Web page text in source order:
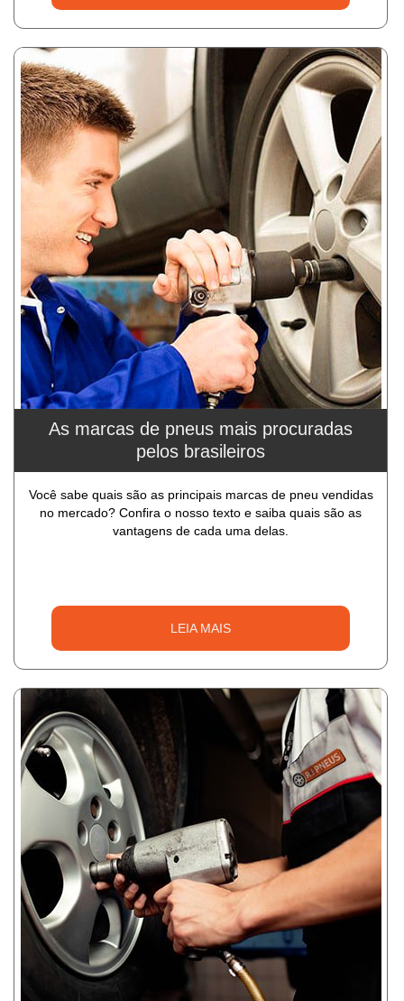
As marcas de pneus mais procuradas
pelos brasileiros
Você sabe quais são as principais marcas de pneu vendidas
no mercado? Confira o nosso texto e saiba quais são as
vantagens de cada uma delas.
LEIA MAIS